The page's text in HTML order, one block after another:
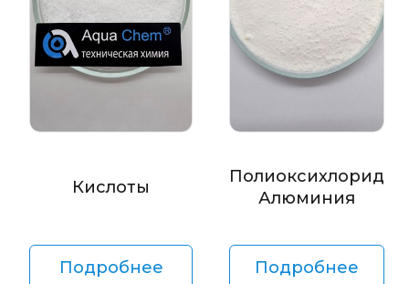
Кислоты
Подробнее
Полиоксихлорид
Алюминия
Подробнее